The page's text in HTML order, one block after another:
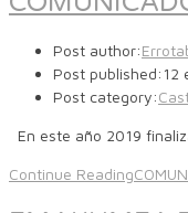
Post author:
Post published: 12
Post category:
En este año 2019
Continue Reading